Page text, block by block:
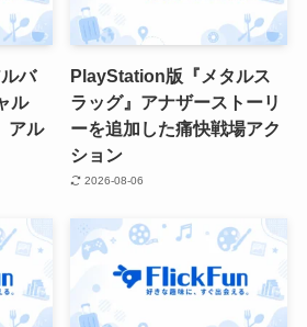
バ
ル
アル
PlayStation版『メタルス
ラッグ』アナザーストーリ
ーを追加した痛快戦場アク
ション
2026-08-06